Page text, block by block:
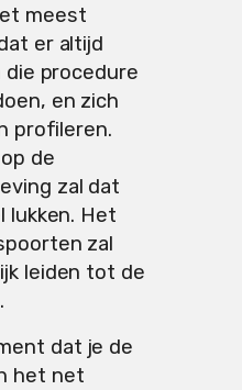
meest
er altijd
die procedure
en zich
profileren.
de
zal dat
lukken. Het
zal
leiden tot de
dat je de
het net